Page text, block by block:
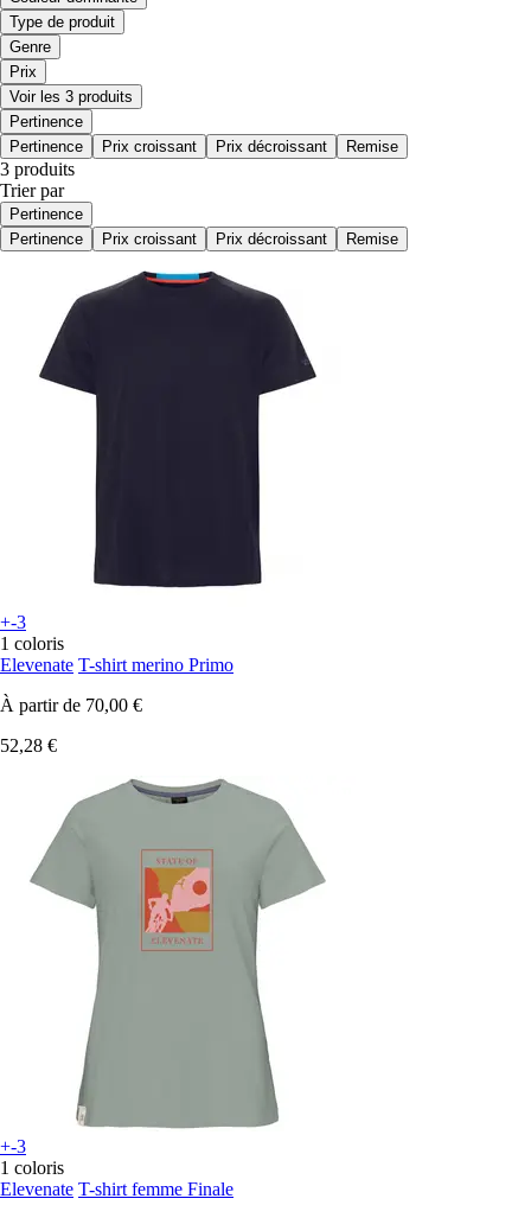
Type de produit
Genre
Prix
Voir les 3 produits
Pertinence
Pertinence
Prix croissant Prix décroissant Remise
3 produits
Trier par
Pertinence
Pertinence
Prix croissant Prix décroissant Remise
+-3
1 coloris
Elevenate T-shirt merino Primo
À partir de 70,00 €
52,28 €
+-3
1 coloris
Elevenate T-shirt femme Finale